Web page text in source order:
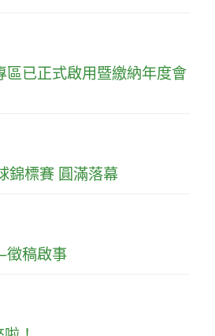
區已正式啟用暨繳納年度會
錦標賽 圓滿落幕
稿啟事